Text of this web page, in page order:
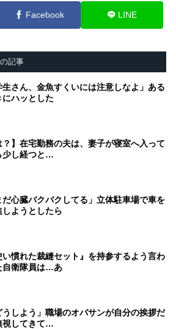
Facebook LINE
記事
生さん、金魚すくいには注意しなよ」ある
にハッとした
？】在宅勤務の夫は、妻子が寝室へ入って
少し経つと…
だ心臓バクバクしてる」立体駐車場で車を
しようとしたら
い慣れた裁縫セット』を持参するよう言わ
自衛隊員は…あ
うしよう」職場のオバサンが自分の挨拶だ
視してきて…